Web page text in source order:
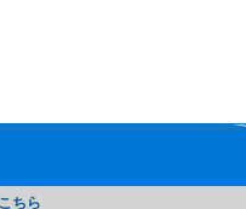
ちら